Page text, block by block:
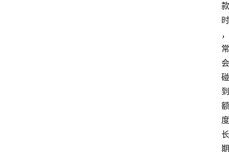
款
时
，
常
会
碰
到
额
度
长
期